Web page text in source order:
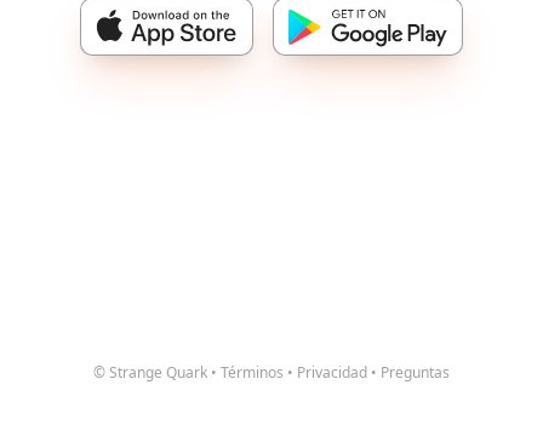
© Strange Quark • Términos • Privacidad • Preguntas